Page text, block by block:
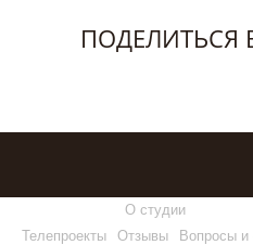
ПОДЕЛИТЬСЯ
О студии
Телепроекты
Отзывы
Вопросы и